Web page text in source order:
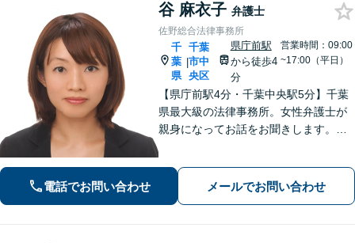
谷 麻衣子 弁護士
佐野総合法律事務所
千
葉
県
|
千葉
市中
央区
県庁前駅
から徒歩4
分
営業時間：09:00
~17:00（平日）
【県庁前駅4分・千葉中央駅5分】千葉
県最大級の法律事務所。女性弁護士が
親身になってお話をお聞きします。不
い。【初回相談30分無料】【夜間・休
日の相談可能】
電話でお問い合わせ メールでお問い合わせ